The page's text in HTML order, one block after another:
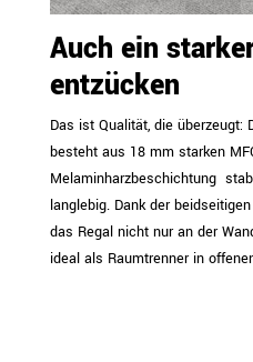
Auch ein
entzücken
Das ist Qualität, die überzeugt:
besteht aus 18 mm starken
Melaminharzbeschichtung 
langlebig. Dank der
das Regal nicht nur an der
ideal als Raumtrenner in